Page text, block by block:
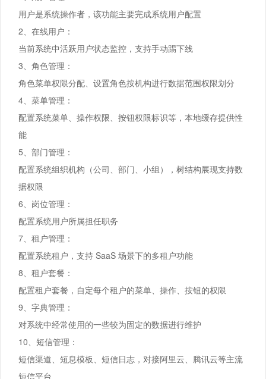
用户是系统操作者，该功能主要完成系统用户配置
2、在线用户：
当前系统中活跃用户状态监控，支持手动踢下线
3、角色管理：
角色菜单权限分配、设置角色按机构进行数据范围权限划分
4、菜单管理：
配置系统菜单、操作权限、按钮权限标识等，本地缓存提供性
能
5、部门管理：
配置系统组织机构（公司、部门、小组），树结构展现支持数
据权限
6、岗位管理：
配置系统用户所属担任职务
7、租户管理：
配置系统租户，支持 SaaS 场景下的多租户功能
8、租户套餐：
配置租户套餐，自定每个租户的菜单、操作、按钮的权限
9、字典管理：
对系统中经常使用的一些较为固定的数据进行维护
10、短信管理：
短信渠道、短息模板、短信日志，对接阿里云、腾讯云等主流
短信平台